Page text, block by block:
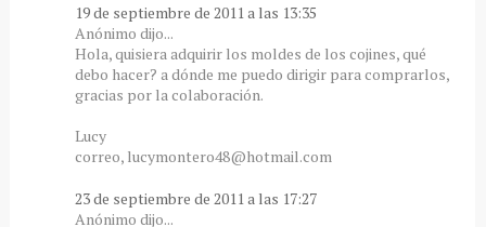
19 de septiembre de 2011 a las 13:35
Anónimo dijo...
Hola, quisiera adquirir los moldes de los cojines, qué
debo hacer? a dónde me puedo dirigir para comprarlos,
gracias por la colaboración.
Lucy
correo, lucymontero48@hotmail.com
23 de septiembre de 2011 a las 17:27
Anónimo dijo...